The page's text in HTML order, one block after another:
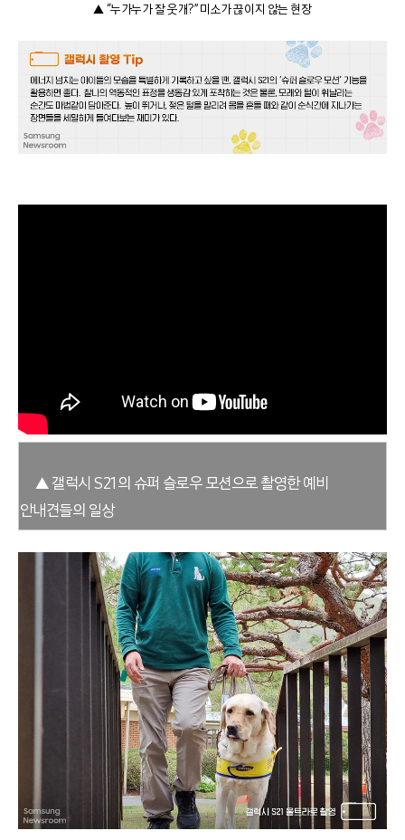
▲ “누가누가 잘 웃개?” 미소가 끊이지 않는 현장
▲ 갤럭시 S21의 슈퍼 슬로우 모션으로 촬영한 예비
안내견들의 일상